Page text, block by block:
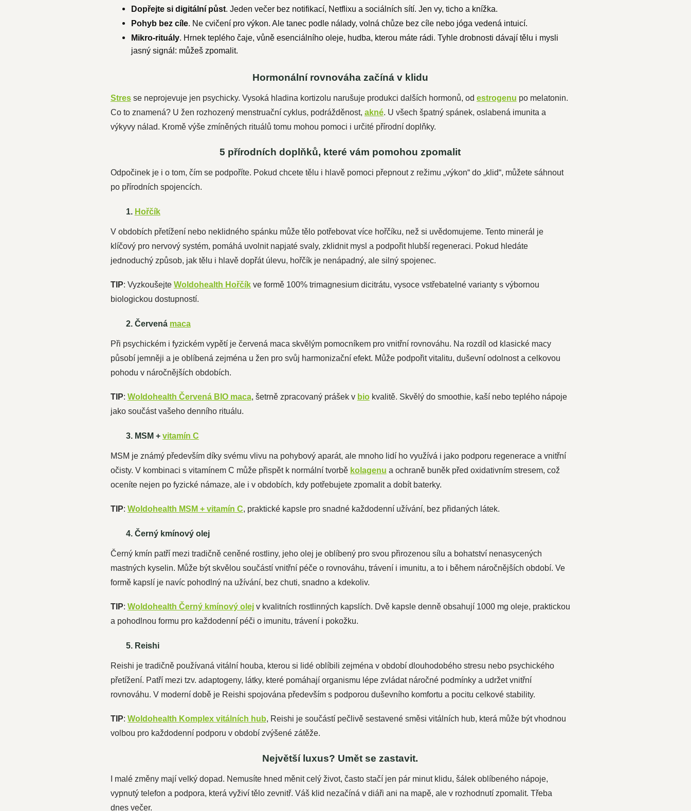
Dopřejte si digitální půst. Jeden večer bez notifikací, Netflixu a sociálních sítí. Jen vy, ticho a knížka.
Pohyb bez cíle. Ne cvičení pro výkon. Ale tanec podle nálady, volná chůze bez cíle nebo jóga vedená intuicí.
Mikro-rituály. Hrnek teplého čaje, vůně esenciálního oleje, hudba, kterou máte rádi. Tyhle drobnosti dávají tělu i mysli
jasný signál: můžeš zpomalit.
Hormonální rovnováha začíná v klidu
Stresse neprojevuje jen psychicky. Vysoká hladina kortizolu narušuje produkci dalších hormonů, od estrogenu po melatonin.
Co to znamená? U žen rozhozený menstruační cyklus, podrážděnost, akné. U všech špatný spánek, oslabená imunita a
výkyvy nálad. Kromě výše zmíněných rituálů tomu mohou pomoci i určité přírodní doplňky.
5 přírodních doplňků, které vám pomohou zpomalit
Odpočinek je i o tom, čím se podpoříte. Pokud chcete tělu i hlavě pomoci přepnout z režimu „výkon“ do „klid“, můžete sáhnout
po přírodních spojencích.
1. Hořčík
V obdobích přetížení nebo neklidného spánku může tělo potřebovat více hořčíku, než si uvědomujeme. Tento minerál je
klíčový pro nervový systém, pomáhá uvolnit napjaté svaly, zklidnit mysl a podpořit hlubší regeneraci. Pokud hledáte
jednoduchý způsob, jak tělu i hlavě dopřát úlevu, hořčík je nenápadný, ale silný spojenec.
TIP: Vyzkoušejte Woldohealth Hořčíkve formě 100% trimagnesium dicitrátu, vysoce vstřebatelné varianty s výbornou
biologickou dostupností.
2. Červená maca
Při psychickém i fyzickém vypětí je červená maca skvělým pomocníkem pro vnitřní rovnováhu. Na rozdíl od klasické macy
působí jemněji a je oblíbená zejména u žen pro svůj harmonizační efekt. Může podpořit vitalitu, duševní odolnost a celkovou
pohodu v náročnějších obdobích.
TIP: Woldohealth Červená BIO maca, šetrně zpracovaný prášek v biokvalitě. Skvělý do smoothie, kaší nebo teplého nápoje
jako součást vašeho denního rituálu.
3. MSM + vitamín C
MSM je známý především díky svému vlivu na pohybový aparát, ale mnoho lidí ho využívá i jako podporu regenerace a vnitřní
očisty. V kombinaci s vitamínem C může přispět k normální tvorbě kolagenu a ochraně buněk před oxidativním stresem, což
oceníte nejen po fyzické námaze, ale i v obdobích, kdy potřebujete zpomalit a dobít baterky.
TIP: Woldohealth MSM + vitamín C, praktické kapsle pro snadné každodenní užívání, bez přidaných látek.
4. Černý kmínový olej
Černý kmín patří mezi tradičně ceněné rostliny, jeho olej je oblíbený pro svou přirozenou sílu a bohatství nenasycených
mastných kyselin. Může být skvělou součástí vnitřní péče o rovnováhu, trávení i imunitu, a to i během náročnějších období. Ve
formě kapslí je navíc pohodlný na užívání, bez chuti, snadno a kdekoliv.
TIP: Woldohealth Černý kmínový olejv kvalitních rostlinných kapslích. Dvě kapsle denně obsahují 1000 mg oleje, praktickou
a pohodlnou formu pro každodenní péči o imunitu, trávení i pokožku.
5. Reishi
Reishi je tradičně používaná vitální houba, kterou si lidé oblíbili zejména v období dlouhodobého stresu nebo psychického
přetížení. Patří mezi tzv. adaptogeny, látky, které pomáhají organismu lépe zvládat náročné podmínky a udržet vnitřní
rovnováhu. V moderní době je Reishi spojována především s podporou duševního komfortu a pocitu celkové stability.
TIP: Woldohealth Komplex vitálních hub, Reishi je součástí pečlivě sestavené směsi vitálních hub, která může být vhodnou
volbou pro každodenní podporu v období zvýšené zátěže.
Největší luxus? Umět se zastavit.
I malé změny mají velký dopad. Nemusíte hned měnit celý život, často stačí jen pár minut klidu, šálek oblíbeného nápoje,
vypnutý telefon a podpora, která vyživí tělo zevnitř. Váš klid nezačíná v diáři ani na mapě, ale v rozhodnutí zpomalit. Třeba
dnes večer.